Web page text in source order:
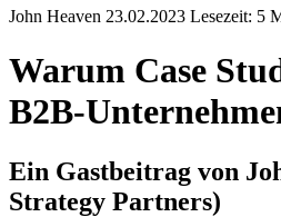
John Heaven 23.02.2023 Lesezeit:
Warum Case
B2B-
Ein Gastbeitrag von
Strategy Partners)